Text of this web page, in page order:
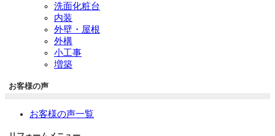
洗面化粧台
内装
外壁・屋根
外構
小工事
増築
お客様の声
お客様の声一覧